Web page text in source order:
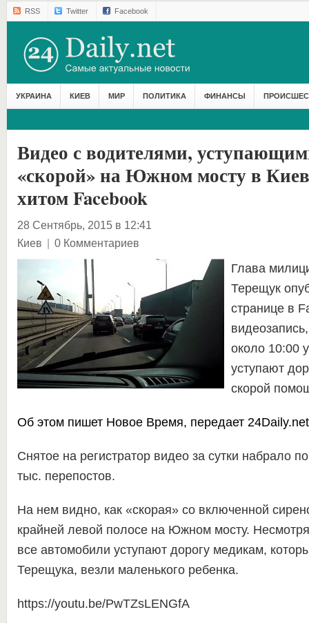
RSS Twitter Facebook
УКРАИНА КИЕВ МИР ПОЛИТИКА ФИНАНСЫ
Видео с водителями,
«скорой» на Южном мосту в
хитом Facebook
28 Сентябрь, 2015 в 12:41
Киев | 0 Комментариев
Глава
Терещук
странице в
около 10:00
уступают
скорой
Об этом пишет Новое Время, передает
Снятое на регистратор видео за сутки набрало
тыс. перепостов.
На нем видно, как «скорая» со включенной
крайней левой полосе на Южном мосту.
все автомобили уступают дорогу медикам,
Терещука, везли маленького ребенка.
https://youtu.be/PwTZsLENGfA